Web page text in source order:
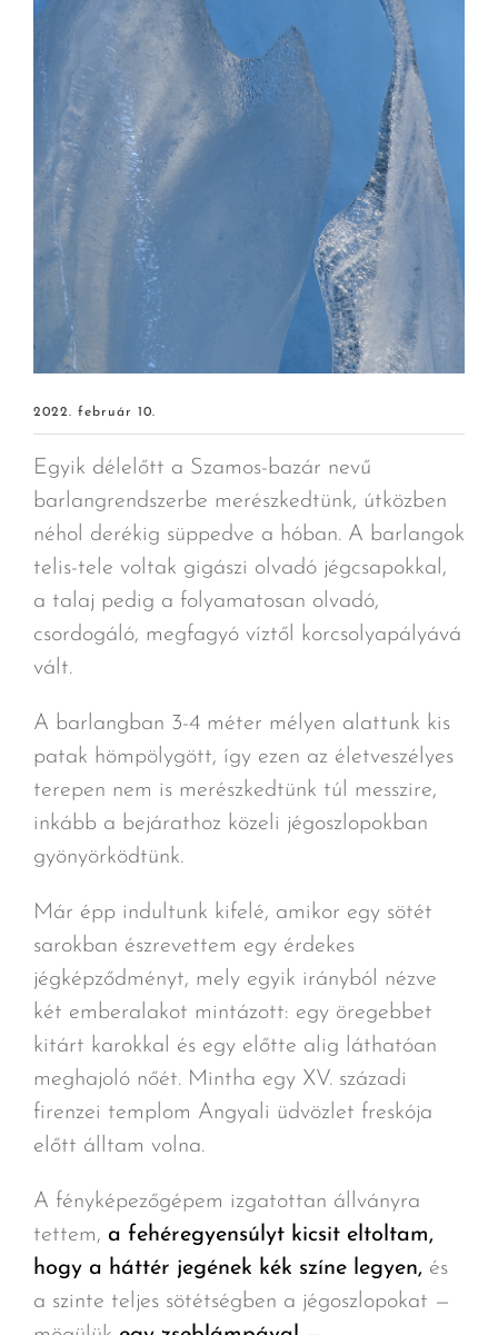
2022. február 10.
Egyik délelőtt a Szamos-bazár nevű
barlangrendszerbe merészkedtünk, útközben
néhol derékig süppedve a hóban. A barlangok
telis-tele voltak gigászi olvadó jégcsapokkal,
a talaj pedig a folyamatosan olvadó,
csordogáló, megfagyó víztől korcsolyapályává
vált.
A barlangban 3-4 méter mélyen alattunk kis
patak hömpölygött, így ezen az életveszélyes
terepen nem is merészkedtünk túl messzire,
inkább a bejárathoz közeli jégoszlopokban
gyönyörködtünk.
Már épp indultunk kifelé, amikor egy sötét
sarokban észrevettem egy érdekes
jégképződményt, mely egyik irányból nézve
két emberalakot mintázott: egy öregebbet
kitárt karokkal és egy előtte alig láthatóan
meghajoló nőét. Mintha egy XV. századi
firenzei templom Angyali üdvözlet freskója
előtt álltam volna.
A fényképezőgépem izgatottan állványra
tettem, a fehéregyensúlyt kicsit eltoltam,
hogy a háttér jegének kék színe legyen,és
a szinte teljes sötétségben a jégoszlopokat —